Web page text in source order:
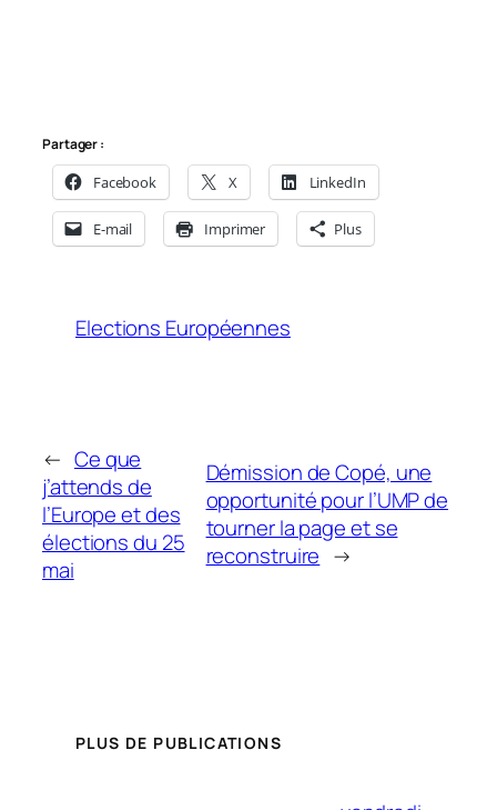
Partager :
Facebook X LinkedIn
E-mail Imprimer Plus
Elections Européennes
← Ce que
j’attends de
l’Europe et des
élections du 25
mai
Démission de Copé, une
opportunité pour l’UMP de
tourner la page et se
reconstruire →
PLUS DE PUBLICATIONS